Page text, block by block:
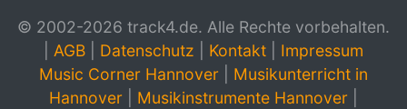
© 2002-2026 track4.de. Alle Rechte vorbehalten.
AGB Datenschutz Kontakt
Impressum
Music Corner Hannover
Musikunterricht in
Hannover
Musikinstrumente Hannover